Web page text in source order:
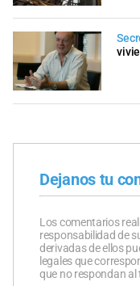
Dejanos tu
Los comentarios
responsabilidad de
derivadas de ellos
legales que
que no respondan